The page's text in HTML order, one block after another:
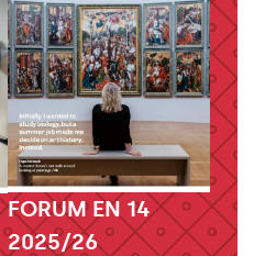
FORUM EN 14
2025/26